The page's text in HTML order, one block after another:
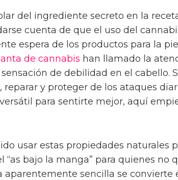
del ingrediente secreto en la
cuenta de que el uso del
espera de los productos para la
de cannabis han llamado la
de debilidad en el cabello.
y proteger de los ataques
para sentirte mejor, aquí
usar estas propiedades naturales
bajo la manga” para quienes
sencilla se convierte